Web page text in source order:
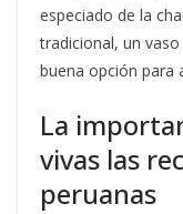
especiado de la
tradicional, un
buena opción para
La
vivas las
peruanas